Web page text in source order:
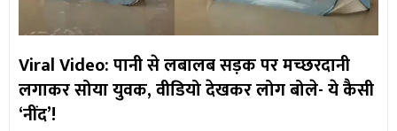
Viral Video: पानी से लबालब सड़क पर मच्छरदानी
लगाकर सोया युवक, वीडियो देखकर लोग बोले- ये कैसी
‘नींद’!